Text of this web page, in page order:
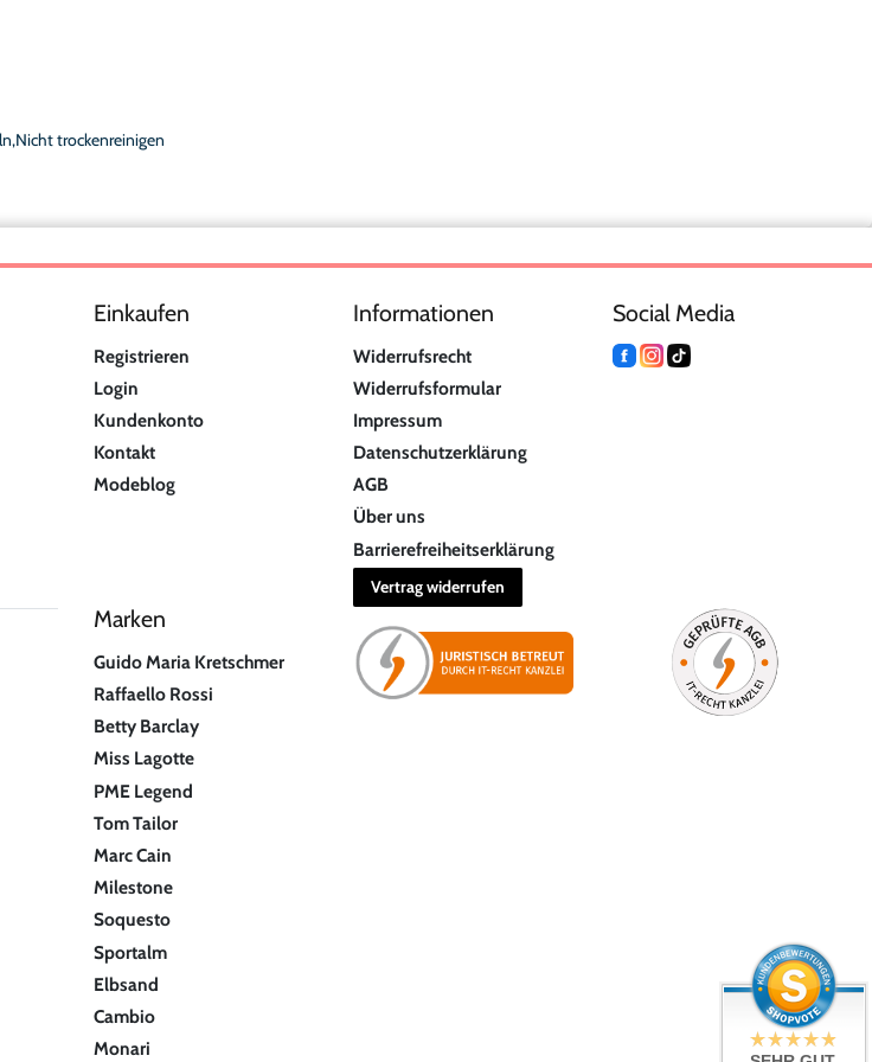
trockenreinigen
Einkaufen
Registrieren
Login
Kundenkonto
Kontakt
Modeblog
Informationen
Widerrufsrecht
Widerrufsformular
Impressum
Datenschutzerklärung
AGB
Über uns
Barrierefreiheitserklärung
Vertrag widerrufen
Social Media
Marken
Guido Maria Kretschmer
Raffaello Rossi
Betty Barclay
Miss Lagotte
PME Legend
Tom Tailor
Marc Cain
Milestone
Soquesto
Sportalm
Elbsand
Cambio
Monari